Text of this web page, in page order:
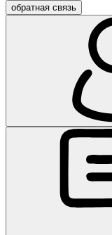
обратная связь